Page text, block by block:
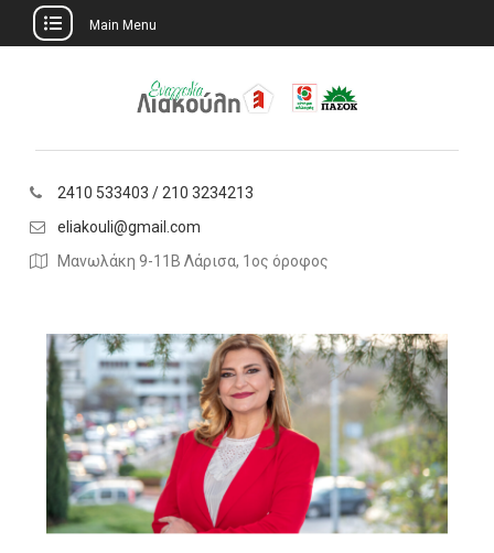
Main Menu
2410 533403 / 210 3234213
eliakouli@gmail.com
Μανωλάκη 9-11Β Λάρισα, 1ος όροφος